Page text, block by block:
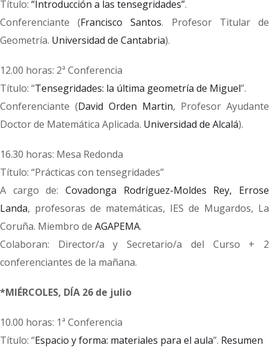
Título: “Introducción a las tensegridades”.
Conferenciante (Francisco Santos. Profesor Titular de
Geometría. Universidad de Cantabria).
12.00 horas: 2ª Conferencia
Título: “Tensegridades: la última geometría de Miguel”.
Conferenciante (David Orden Martin, Profesor Ayudante
Doctor de Matemática Aplicada. Universidad de Alcalá).
16.30 horas: Mesa Redonda
Título: “Prácticas con tensegridades”
A cargo de: Covadonga Rodríguez-Moldes Rey, Errose
Landa, profesoras de matemáticas, IES de Mugardos, La
Coruña. Miembro de AGAPEMA.
Colaboran: Director/a y Secretario/a del Curso + 2
conferenciantes de la mañana.
*MIÉRCOLES, DÍA 26 de julio
10.00 horas: 1ª Conferencia
Título: “Espacio y forma: materiales para el aula”. Resumen